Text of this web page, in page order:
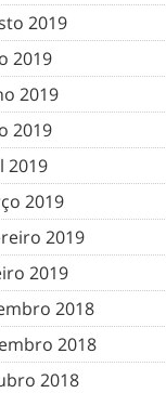
2019
2019
2019
2019
2019
2019
2019
2019
2018
2018
2018